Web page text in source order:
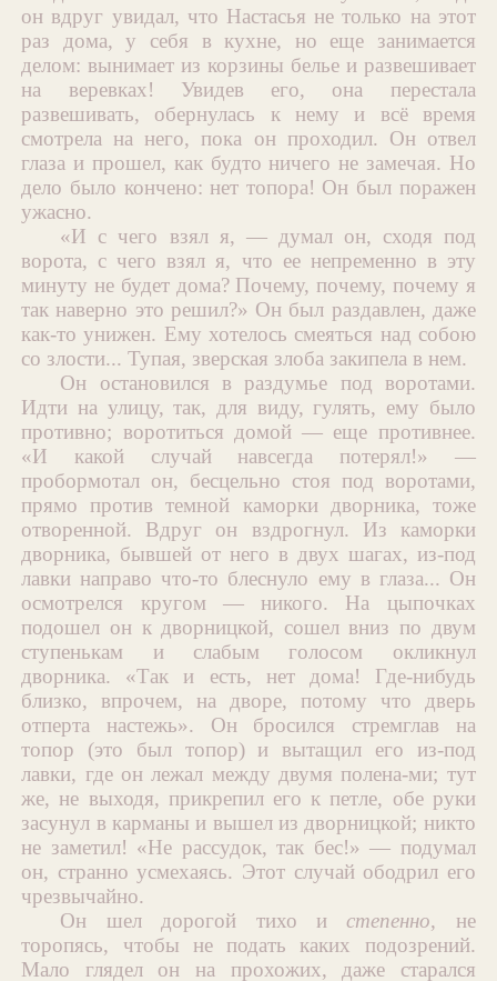
он вдруг увидал, что Настасья не только на этот
раз дома, у себя в кухне, но еще занимается
делом: вынимает из корзины белье и развешивает
на веревках! Увидев его, она перестала
развешивать, обернулась к нему и всё время
смотрела на него, пока он проходил. Он отвел
глаза и прошел, как будто ничего не замечая. Но
дело было кончено: нет топора! Он был поражен
ужасно.
«И с чего взял я, — думал он, сходя под
ворота, с чего взял я, что ее непременно в эту
минуту не будет дома? Почему, почему, почему я
так наверно это решил?» Он был раздавлен, даже
как-то унижен. Ему хотелось смеяться над собою
со злости... Тупая, зверская злоба закипела в нем.
Он остановился в раздумье под воротами.
Идти на улицу, так, для виду, гулять, ему было
противно; воротиться домой — еще противнее.
«И какой случай навсегда потерял!» —
пробормотал он, бесцельно стоя под воротами,
прямо против темной каморки дворника, тоже
отворенной. Вдруг он вздрогнул. Из каморки
дворника, бывшей от него в двух шагах, из-под
лавки направо что-то блеснуло ему в глаза... Он
осмотрелся кругом — никого. На цыпочках
подошел он к дворницкой, сошел вниз по двум
ступенькам и слабым голосом окликнул
дворника. «Так и есть, нет дома! Где-нибудь
близко, впрочем, на дворе, потому что дверь
отперта настежь». Он бросился стремглав на
топор (это был топор) и вытащил его из-под
лавки, где он лежал между двумя полена-ми; тут
же, не выходя, прикрепил его к петле, обе руки
засунул в карманы и вышел из дворницкой; никто
не заметил! «Не рассудок, так бес!» — подумал
он, странно усмехаясь. Этот случай ободрил его
чрезвычайно.
Он шел дорогой тихо истепенно, не
торопясь, чтобы не подать каких подозрений.
Мало глядел он на прохожих, даже старался